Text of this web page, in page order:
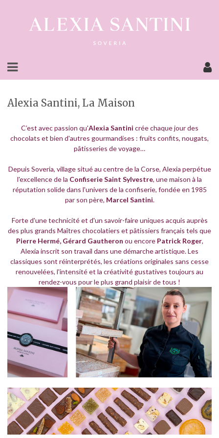
Alexia Santini, La Maison
C’est avec passion qu'Alexia Santini crée chaque jour des
chocolats et bien d'autres gourmandises : fruits confits, nougats,
pâtisseries de voyage…
Depuis Soveria, village situé au centre de la Corse, Alexia perpétue
l'excellence de la Confiserie Saint Sylvestre, une maison à la
réputation solide dans l'univers de la confiserie, fondée en 1985
par son père, Marcel Santini.
Forte d'une technicité et d'un savoir-faire uniques acquis auprès
des plus grands Maîtres chocolatiers et pâtissiers français tels que
Pierre Hermé, Gérard Gautheron ou encore Patrick Roger,
Alexia inscrit son travail dans une démarche artistique. Les
classiques sont réinterprétés, les créations originales sans cesse
renouvelées, l'intensité et la créativité gustatives toujours au
rendez-vous pour le plus grand plaisir de tous !